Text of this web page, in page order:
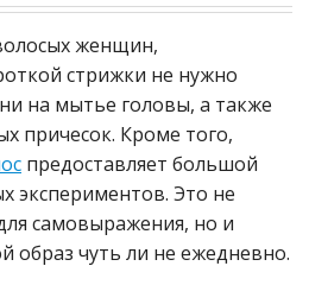
женщин,
стрижки не нужно
на мытье головы, а также
причесок. Кроме того,
предоставляет большой
экспериментов. Это не
самовыражения, но и
образ чуть ли не ежедневно.